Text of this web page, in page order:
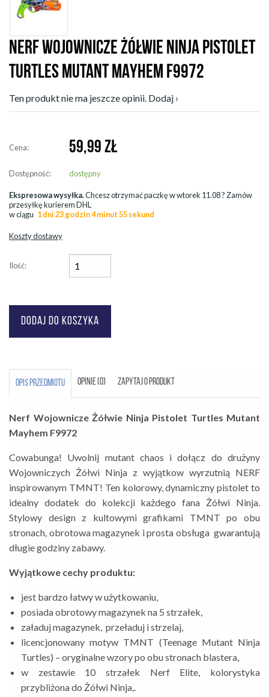
NERF WOJOWNICZE ŻÓŁWIE NINJA PISTOLET
TURTLES MUTANT MAYHEM F9972
Ten produkt nie ma jeszcze opinii. Dodaj ›
Cena: 59,99 ZŁ
Dostępność: dostępny
Ekspresowa wysyłka.Chcesz otrzymać paczkę wwtorek 11.08? Zamów
przesyłkę kurierem DHL
w ciągu 1 dni 23 godzin 4 minut 53 sekund
Koszty dostawy
Ilość:
OPIS PRZEDMIOTU OPINIE (0) ZAPYTAJ O PRODUKT
Nerf Wojownicze Żółwie Ninja Pistolet Turtles Mutant
Mayhem F9972
Cowabunga! Uwolnij mutant chaos i dołącz do drużyny
Wojowniczych Żółwi Ninja z wyjątkow wyrzutnią NERF
inspirowanym TMNT! Ten kolorowy, dynamiczny pistolet to
idealny dodatek do kolekcji każdego fana Żółwi Ninja.
Stylowy design z kultowymi grafikami TMNT po obu
stronach, obrotowa magazynek i prosta obsługa gwarantują
długie godziny zabawy.
Wyjątkowe cechy produktu:
jest bardzo łatwy w użytkowaniu,
posiada obrotowy magazynek na 5 strzałek,
załaduj magazynek, przeładuj i strzelaj,
licencjonowany motyw TMNT (Teenage Mutant Ninja
Turtles) – oryginalne wzory po obu stronach blastera,
w zestawie 10 strzałek Nerf Elite, kolorystyka
przybliżona do Żółwi Ninja,.